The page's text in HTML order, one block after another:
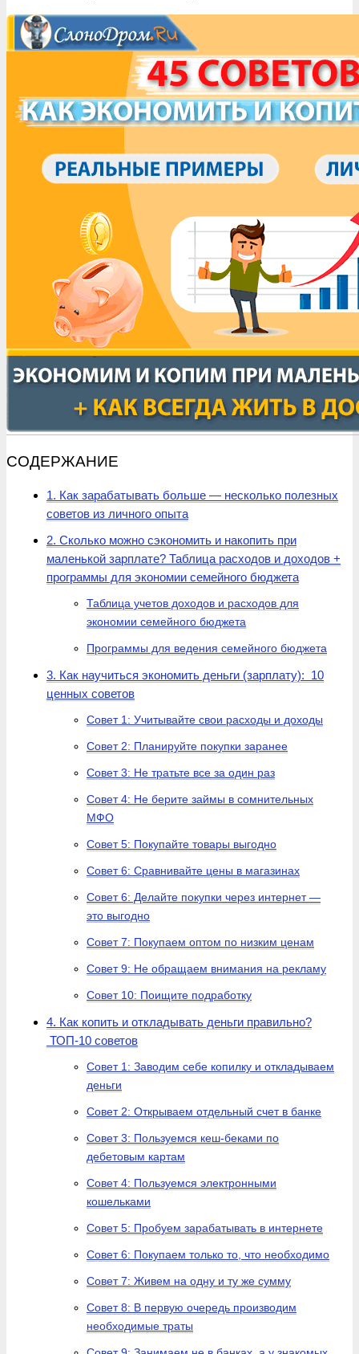
СОДЕРЖАНИЕ
1. Как зарабатывать больше — несколько полезных
советов из личного опыта
2. Сколько можно сэкономить и накопить при
маленькой зарплате? Таблица расходов и доходов +
программы для экономии семейного бюджета
Таблица учетов доходов и расходов для
экономии семейного бюджета
Программы для ведения семейного бюджета
3. Как научиться экономить деньги (зарплату): 10
ценных советов
Совет 1: Учитывайте свои расходы и доходы
Совет 2: Планируйте покупки заранее
Совет 3: Не тратьте все за один раз
Совет 4: Не берите займы в сомнительных
МФО
Совет 5: Покупайте товары выгодно
Совет 6: Сравнивайте цены в магазинах
Совет 6: Делайте покупки через интернет —
это выгодно
Совет 7: Покупаем оптом по низким ценам
Совет 9: Не обращаем внимания на рекламу
Совет 10: Поищите подработку
4. Как копить и откладывать деньги правильно?
ТОП-10 советов
Совет 1: Заводим себе копилку и откладываем
деньги
Совет 2: Открываем отдельный счет в банке
Совет 3: Пользуемся кеш-беками по
дебетовым картам
Совет 4: Пользуемся электронными
кошельками
Совет 5: Пробуем зарабатывать в интернете
Совет 6: Покупаем только то, что необходимо
Совет 7: Живем на одну и ту же сумму
Совет 8: В первую очередь производим
необходимые траты